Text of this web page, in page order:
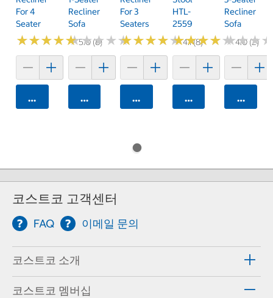
For 4
Seater
★★★★★
★★★★★5.0 (8)
카트에 담기
Recliner
Sofa
★★★★★
★★★★★
카트에 담기
For 3
Seaters
★★★★★
★★★★★4.1 (8)
카트에 담기
HTL-
2559
★★★★★
★★★★★4.0 (2)
카트에 담기
Recliner
Sofa
★★★
★★★
카트에
코스트코 고객센터
FAQ 이메일 문의
코스트코 소개
코스트코 멤버십